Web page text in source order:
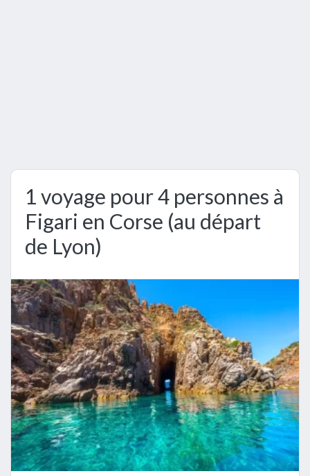
1 voyage pour 4 personnes à
Figari en Corse (au départ
de Lyon)